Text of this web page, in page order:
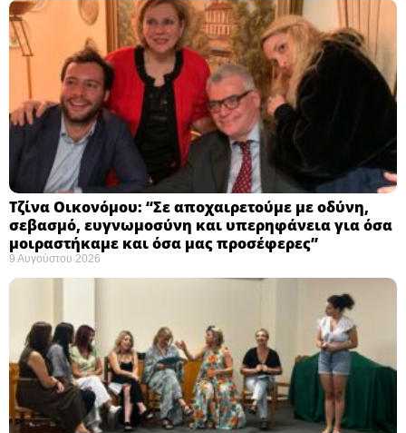
Τζίνα Οικονόμου: “Σε αποχαιρετούμε με οδύνη,
σεβασμό, ευγνωμοσύνη και υπερηφάνεια για όσα
μοιραστήκαμε και όσα μας προσέφερες”
9 Αυγούστου 2026